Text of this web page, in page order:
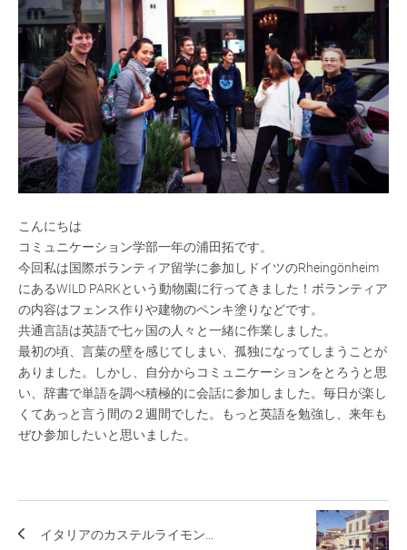
こんにちは
コミュニケーション学部一年の浦田拓です。
今回私は国際ボランティア留学に参加しドイツのRheingönheim
にあるWILD PARKという動物園に行ってきました！ボランティア
の内容はフェンス作りや建物のペンキ塗りなどです。
共通言語は英語で七ヶ国の人々と一緒に作業しました。
最初の頃、言葉の壁を感じてしまい、孤独になってしまうことが
ありました。しかし、自分からコミュニケーションをとろうと思
い、辞書で単語を調べ積極的に会話に参加しました。毎日が楽し
くてあっと言う間の２週間でした。もっと英語を勉強し、来年も
ぜひ参加したいと思いました。
イタリアのカステルライモン...